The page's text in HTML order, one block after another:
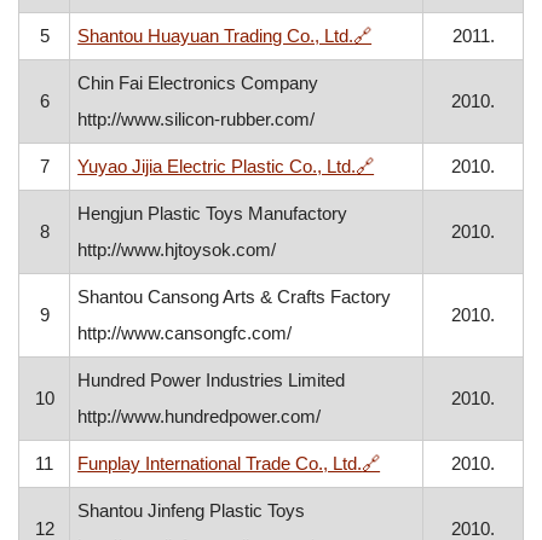
5 Shantou Huayuan Trading Co., Ltd.🔗, otvara se u novom
2011.
6
Chin Fai Electronics Company
http://www.silicon-rubber.com/
2010.
7 Yuyao Jijia Electric Plastic Co., Ltd.🔗, otvara se u novom
2010.
8
Hengjun Plastic Toys Manufactory
http://www.hjtoysok.com/
2010.
9
Shantou Cansong Arts & Crafts Factory
http://www.cansongfc.com/
2010.
10
Hundred Power Industries Limited
http://www.hundredpower.com/
2010.
11 Funplay International Trade Co., Ltd.🔗, otvara se u novom
2010.
12
Shantou Jinfeng Plastic Toys
2010.